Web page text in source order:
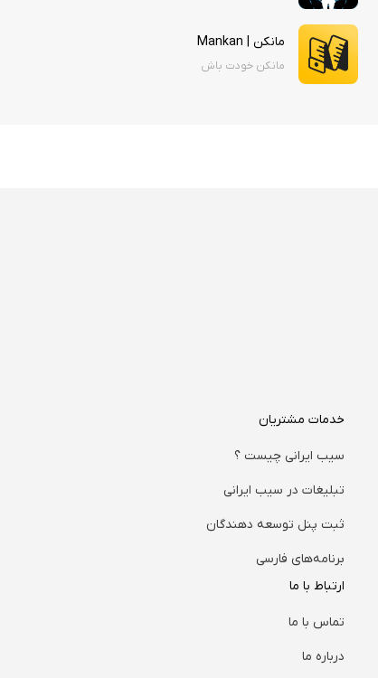
مانکن | Mankan
مانکن خودت باش
خدمات مشتریان
سیب ایرانی چیست ؟
تبلیغات در سیب ایرانی
ثبت پنل توسعه دهندگان
برنامه‌های فارسی
ارتباط با ما
تماس با ما
درباره ما